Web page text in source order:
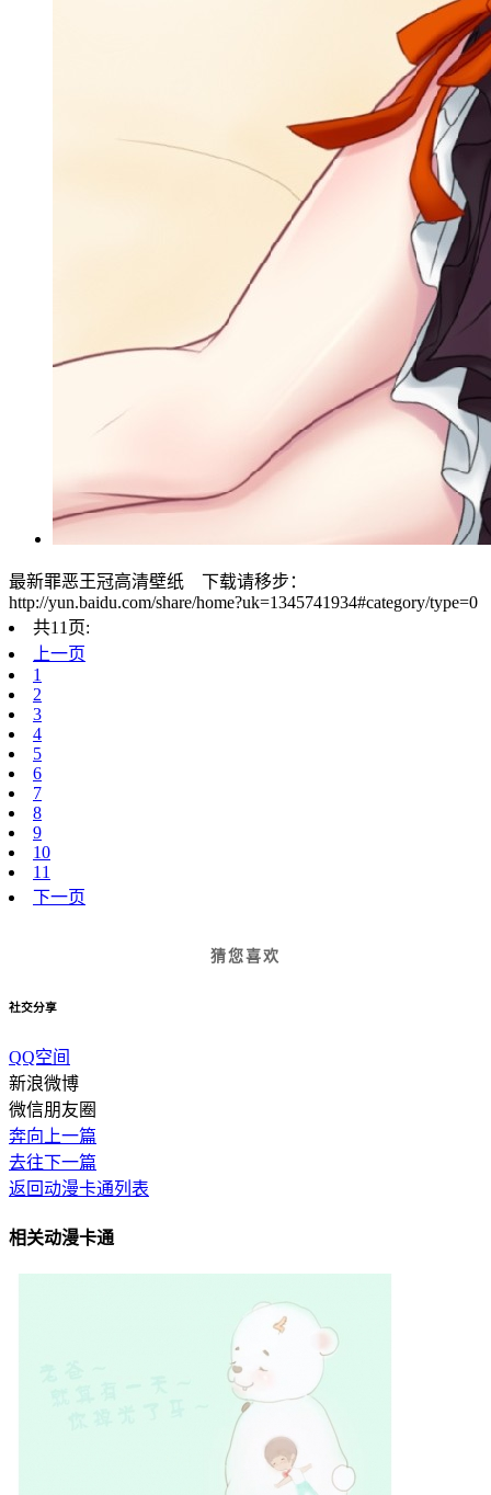
最新罪恶王冠高清壁纸 下载请移步：
http://yun.baidu.com/share/home?uk=1345741934#category/type=0
共11页:
上一页
1
2
3
4
5
6
7
8
9
10
11
下一页
猜您喜欢
社交分享
QQ空间
新浪微博
微信朋友圈
奔向上一篇
去往下一篇
返回动漫卡通列表
相关动漫卡通